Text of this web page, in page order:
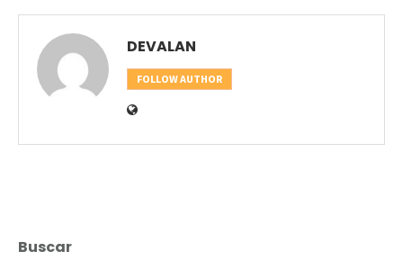
DEVALAN
FOLLOW AUTHOR
Buscar